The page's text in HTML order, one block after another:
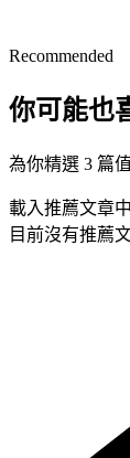
Recommended
你可能也
為你精選 3 篇
載入推薦文章
目前沒有推薦